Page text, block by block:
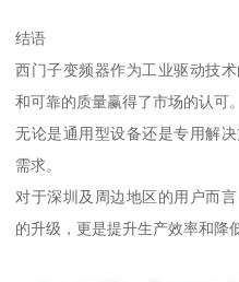
结语
西门子变频器作为工业驱动技
和可靠的质量赢得了市场的认可。
无论是通用型设备还是专用解
需求。
对于深圳及周边地区的用户而
的升级，更是提升生产效率和降